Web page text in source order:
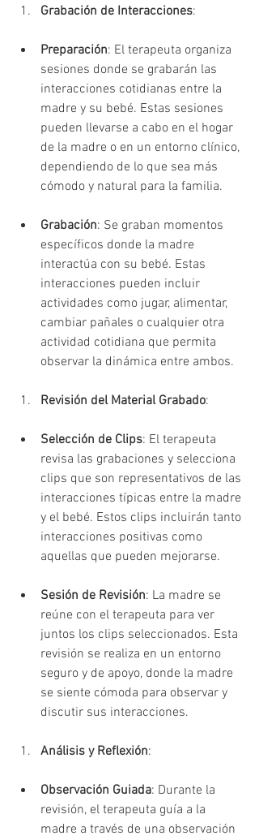
Grabación de Interacciones:
Preparación: El terapeuta organiza
sesiones donde se grabarán las
interacciones cotidianas entre la
madre y su bebé. Estas sesiones
pueden llevarse a cabo en el hogar
de la madre o en un entorno clínico,
dependiendo de lo que sea más
cómodo y natural para la familia.
Grabación: Se graban momentos
específicos donde la madre
interactúa con su bebé. Estas
interacciones pueden incluir
actividades como jugar, alimentar,
cambiar pañales o cualquier otra
actividad cotidiana que permita
observar la dinámica entre ambos.
Revisión del Material Grabado:
Selección de Clips: El terapeuta
revisa las grabaciones y selecciona
clips que son representativos de las
interacciones típicas entre la madre
y el bebé. Estos clips incluirán tanto
interacciones positivas como
aquellas que pueden mejorarse.
Sesión de Revisión: La madre se
reúne con el terapeuta para ver
juntos los clips seleccionados. Esta
revisión se realiza en un entorno
seguro y de apoyo, donde la madre
se siente cómoda para observar y
discutir sus interacciones.
Análisis y Reflexión:
Observación Guiada: Durante la
revisión, el terapeuta guía a la
madre a través de una observación